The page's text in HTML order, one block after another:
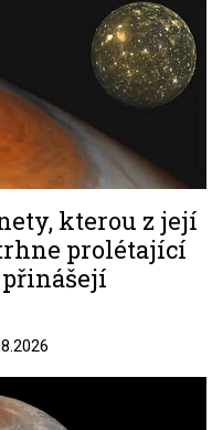
kterou z její
prolétající
přinášejí